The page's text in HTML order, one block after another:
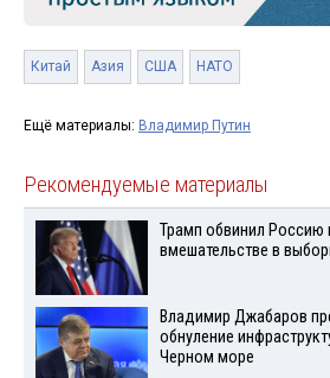
Китай Азия США НАТО
Ещё материалы: Владимир Путин
Рекомендуемые материалы
Трамп обвинил Россию
вмешательстве в
Владимир Джабаров
обнуление
Черном море